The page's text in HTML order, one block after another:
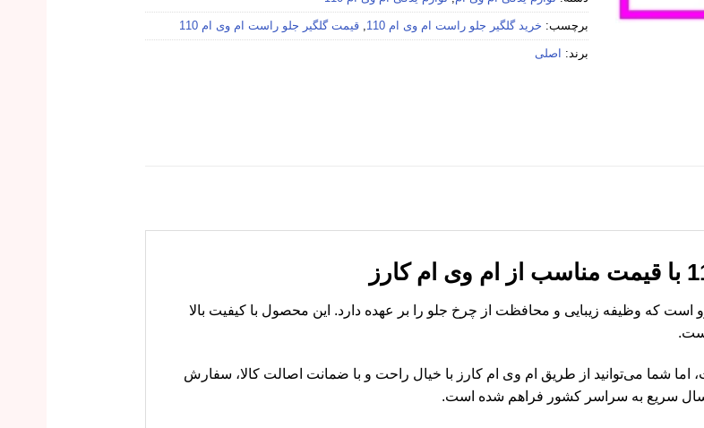
برچسب: خرید گلگیر جلو راست ام وی ام 110 قیمت گلگیر جلو راست ام وی ام 110
برند: اصلی
از قطعات بدنه خودرو است که وظیفه زیبایی و محافظت از چرخ جلو را بر عهده دارد. این محصول با کیفیت بالا
ام 110 در بازار متغیر است، اما شما می‌توانید از طریق ام وی ام کارز با خیال راحت و با ضمانت اصالت کالا، سفارش
سریع به سراسر کشور فراهم شده است.